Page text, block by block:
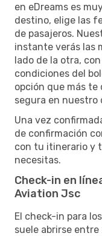
en eDreams es
destino, elige las
de pasajeros.
instante verás las
lado de la otra,
condiciones del
opción que más
segura en nuestro
Una vez
de confirmación
con tu itinerario y
necesitas.
Check-in en
Aviation Jsc
El check-in para
suele abrirse